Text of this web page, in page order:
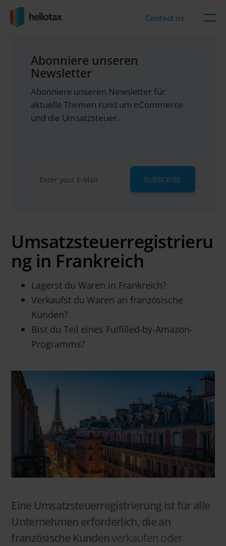
content
Contact us
Abonniere unseren
Newsletter
Abonniere unseren Newsletter für
aktuelle Themen rund um eCommerce
und die Umsatzsteuer.
SUBSCRIBE
Umsatzsteuerregistrieru
ng in Frankreich
Lagerst du Waren in Frankreich?
Verkaufst du Waren an französische
Kunden?
Bist du Teil eines Fulfilled-by-Amazon-
Programms?
Eine Umsatzsteuerregistrierung ist für alle
Unternehmen erforderlich, die an
französische Kundenverkaufen oder